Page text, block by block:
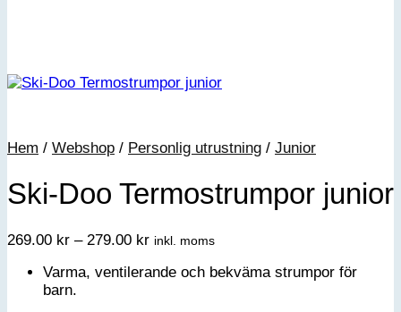
Hem / Webshop / Personlig utrustning / Junior
Ski-Doo Termostrumpor junior
269.00 kr – 279.00 krPrisintervall:
till
inkl. moms
Varma, ventilerande och bekväma strumpor för
barn.